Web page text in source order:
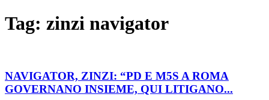
Tag: zinzi navigator
NAVIGATOR, ZINZI: “PD E M5S A ROMA
GOVERNANO INSIEME, QUI LITIGANO...